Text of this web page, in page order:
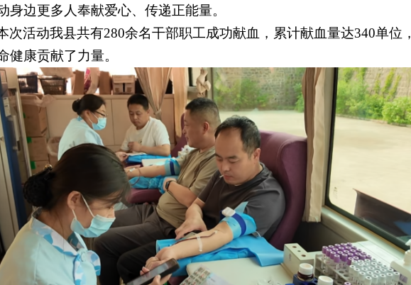
身边更多人奉献爱心、传递正能量。
次活动我县共有280余名干部职工成功献血，累计献血量达340单位，
健康贡献了力量。